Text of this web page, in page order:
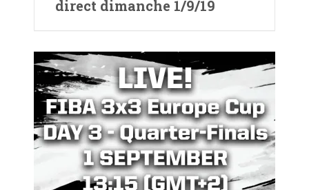
direct dimanche 1/9/19